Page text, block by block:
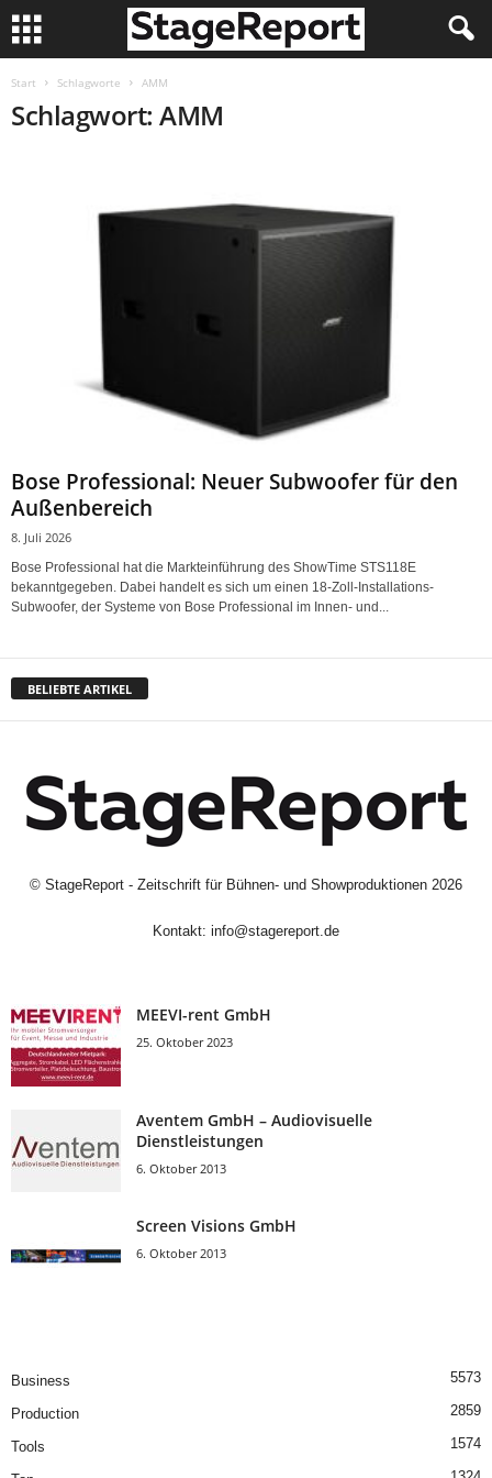
Start Schlagworte AMM
Schlagwort: AMM
Bose Professional: Neuer Subwoofer für den
Außenbereich
8. Juli 2026
Bose Professional hat die Markteinführung des ShowTime STS118E
bekanntgegeben. Dabei handelt es sich um einen 18-Zoll-Installations-
Subwoofer, der Systeme von Bose Professional im Innen- und...
BELIEBTE ARTIKEL
© StageReport - Zeitschrift für Bühnen- und Showproduktionen 2026
Kontakt: info@stagereport.de
MEEVI-rent GmbH
25. Oktober 2023
Aventem GmbH – Audiovisuelle
Dienstleistungen
6. Oktober 2013
Screen Visions GmbH
6. Oktober 2013
Business 5573
Production 2859
Tools 1574